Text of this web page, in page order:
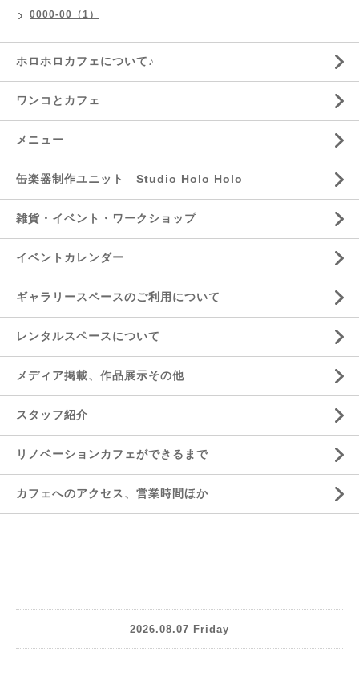
0000-00（1）
ホロホロカフェについて♪
ワンコとカフェ
メニュー
缶楽器制作ユニット Studio Holo Holo
雑貨・イベント・ワークショップ
イベントカレンダー
ギャラリースペースのご利用について
レンタルスペースについて
メディア掲載、作品展示その他
スタッフ紹介
リノベーションカフェができるまで
カフェへのアクセス、営業時間ほか
2026.08.07 Friday